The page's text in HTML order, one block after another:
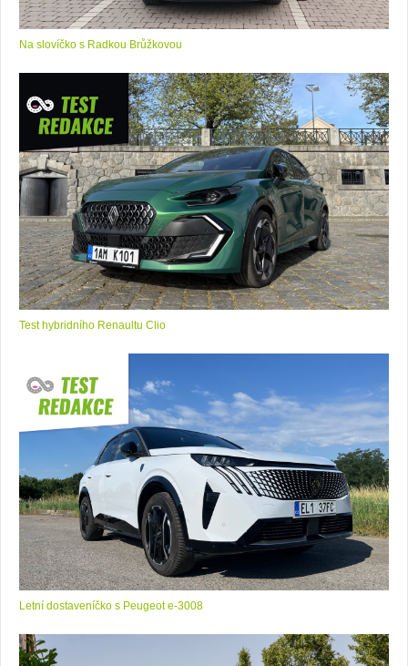
Na slovíčko s Radkou Brůžkovou
Test hybridního Renaultu Clio
Letní dostaveníčko s Peugeot e-3008